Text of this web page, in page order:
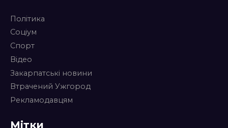
Політика
Соціум
Спорт
Відео
Закарпатські новини
Втрачений Ужгород
Рекламодавцям
Мітки